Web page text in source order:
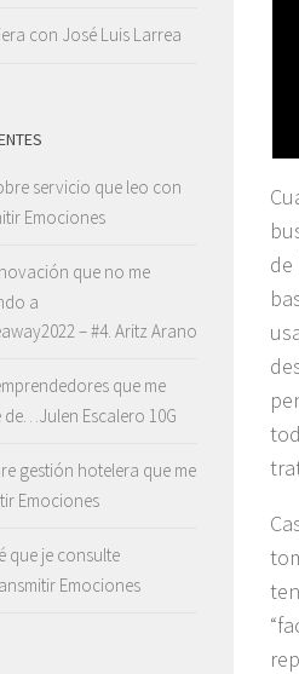
de
con José Luis Larrea
servicio que leo con
Emociones
que no me
a
– #4. Aritz Arano
que me
de…Julen Escalero 10G
gestión hotelera que me
Emociones
que je consulte
Emociones